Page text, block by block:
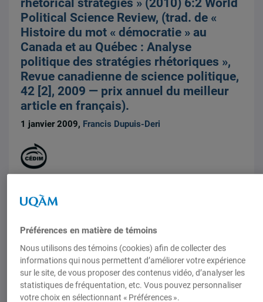
Political Science Review, (trad. de «
Histoire du mot « démocratie » au
Canada et au Québec : Analyse
politique des stratégies rhétoriques »,
Revue canadienne de science politique,
42 [2], 2009 — prix annuel du meilleur
article en français).
1 janvier 2009, Francis Dupuis-Deri
Chapitres de livres
Dupuis-Deri, Francis. « Démocratie
délibérative : héritage libéral ou
anarchiste ? », M. Breaugh, F. Dupuis-
Préférences en matière de témoins
Nous utilisons des témoins (cookies) afin de collecter des
informations qui nous permettent d’améliorer votre expérience
sur le site, de vous proposer des contenus vidéo, d’analyser les
statistiques de fréquentation, etc. Vous pouvez personnaliser
votre choix en sélectionnant « Préférences ».